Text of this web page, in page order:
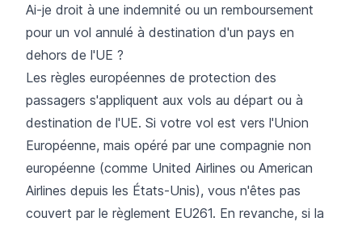
Ai-je droit à une indemnité ou un remboursement
pour un vol annulé à destination d'un pays en
dehors de l'UE ?
Les règles européennes de protection des
passagers s'appliquent aux vols au départ ou à
destination de l'UE. Si votre vol est vers l'Union
Européenne, mais opéré par une compagnie non
européenne (comme United Airlines ou American
Airlines depuis les États-Unis), vous n'êtes pas
couvert par le règlement EU261. En revanche, si la